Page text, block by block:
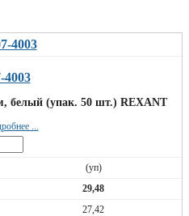
4003
белый (упак. 50 шт.) REXANT
...
(уп)
29,48
27,42